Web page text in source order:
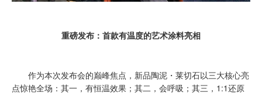
重磅发布：首款有温度的艺术涂料亮相
作为本次发布会的巅峰焦点，新品陶泥・莱切石以三大核心亮
点惊艳全场：其一，有恒温效果；其二，会呼吸；其三，1:1还原